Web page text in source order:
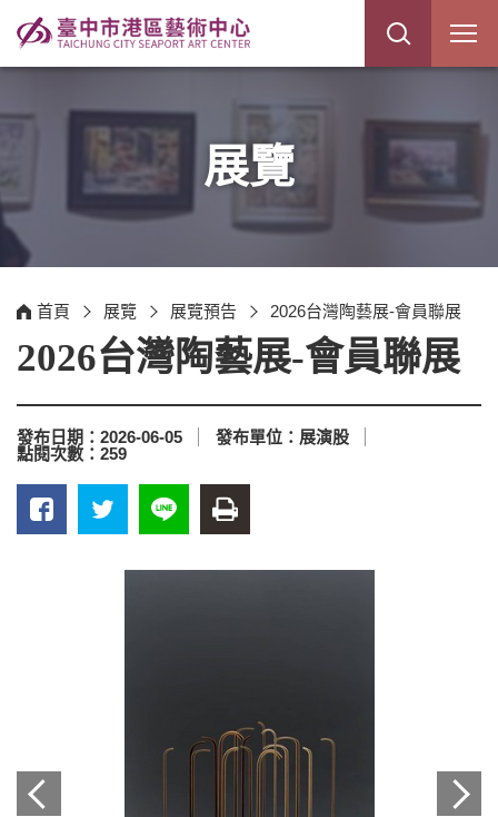
網
站
展覽
首頁 展覽 展覽預告 2026台灣陶藝展-會員聯展
2026台灣陶藝展-會員聯展
發布日期： 2026-06-05 發布單位： 展演股
點閱次數： 259